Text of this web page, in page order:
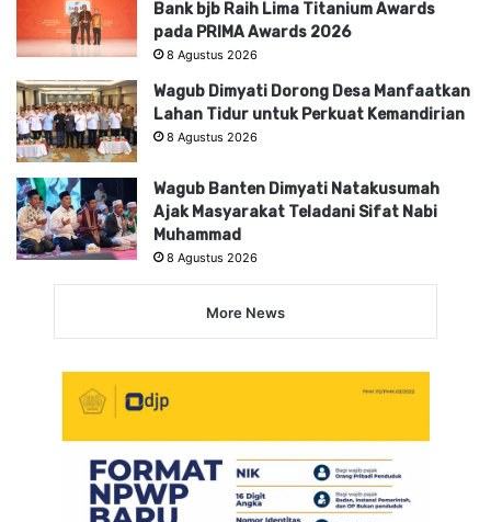
Bank bjb Raih Lima Titanium Awards
pada PRIMA Awards 2026
8 Agustus 2026
Wagub Dimyati Dorong Desa Manfaatkan
Lahan Tidur untuk Perkuat Kemandirian
8 Agustus 2026
Wagub Banten Dimyati Natakusumah
Ajak Masyarakat Teladani Sifat Nabi
Muhammad
8 Agustus 2026
More News